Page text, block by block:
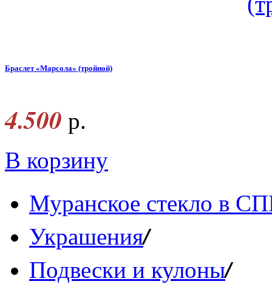
Браслет «Марсола» (тройной)
4.500 р.
В корзину
Муранское стекло в
Украшения/
Подвески и кулоны/